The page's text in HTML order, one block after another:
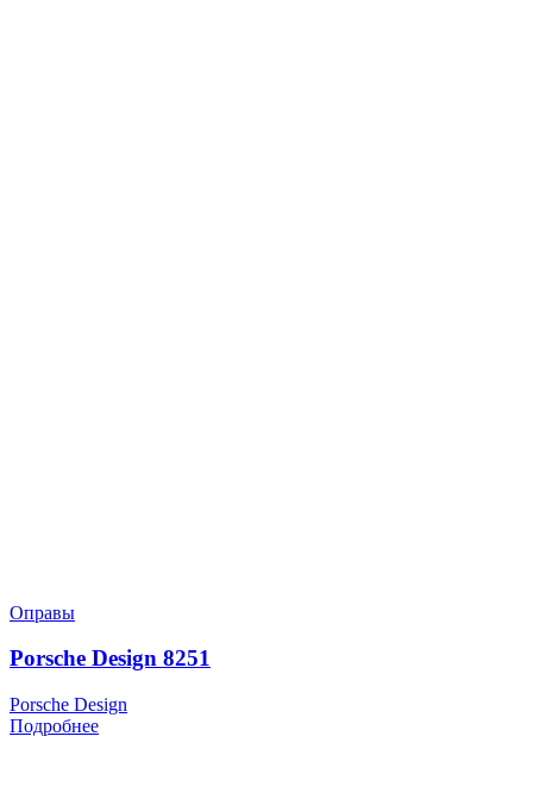
Оправы
Porsche Design 8251
Porsche Design
Подробнее